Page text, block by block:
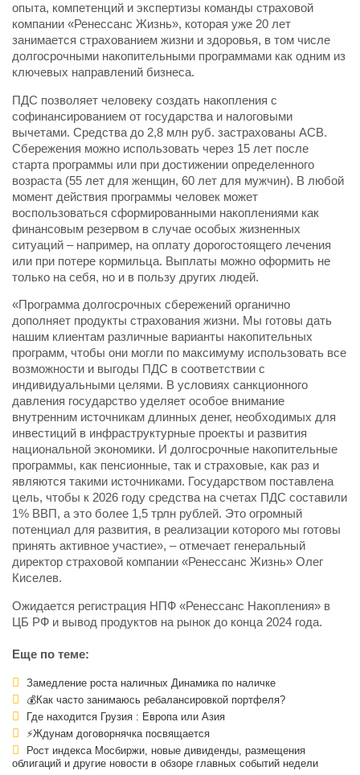
опыта, компетенций и экспертизы команды страховой
компании «Ренессанс Жизнь», которая уже 20 лет
занимается страхованием жизни и здоровья, в том числе
долгосрочными накопительными программами как одним из
ключевых направлений бизнеса.
ПДС позволяет человеку создать накопления с
софинансированием от государства и налоговыми
вычетами. Средства до 2,8 млн руб. застрахованы АСВ.
Сбережения можно использовать через 15 лет после
старта программы или при достижении определенного
возраста (55 лет для женщин, 60 лет для мужчин). В любой
момент действия программы человек может
воспользоваться сформированными накоплениями как
финансовым резервом в случае особых жизненных
ситуаций – например, на оплату дорогостоящего лечения
или при потере кормильца. Выплаты можно оформить не
только на себя, но и в пользу других людей.
«Программа долгосрочных сбережений органично
дополняет продукты страхования жизни. Мы готовы дать
нашим клиентам различные варианты накопительных
программ, чтобы они могли по максимуму использовать все
возможности и выгоды ПДС в соответствии с
индивидуальными целями. В условиях санкционного
давления государство уделяет особое внимание
внутренним источникам длинных денег, необходимых для
инвестиций в инфраструктурные проекты и развития
национальной экономики. И долгосрочные накопительные
программы, как пенсионные, так и страховые, как раз и
являются такими источниками. Государством поставлена
цель, чтобы к 2026 году средства на счетах ПДС составили
1% ВВП, а это более 1,5 трлн рублей. Это огромный
потенциал для развития, в реализации которого мы готовы
принять активное участие», – отмечает генеральный
директор страховой компании «Ренессанс Жизнь» Олег
Киселев.
Ожидается регистрация НПФ «Ренессанс Накопления» в
ЦБ РФ и вывод продуктов на рынок до конца 2024 года.
Еще по теме:
Замедление роста наличных Динамика по наличке
💰Как часто занимаюсь ребалансировкой портфеля?
Где находится Грузия : Европа или Азия
⚡Ждунам договорнячка посвящается
Рост индекса Мосбиржи, новые дивиденды, размещения
облигаций и другие новости в обзоре главных событий недели